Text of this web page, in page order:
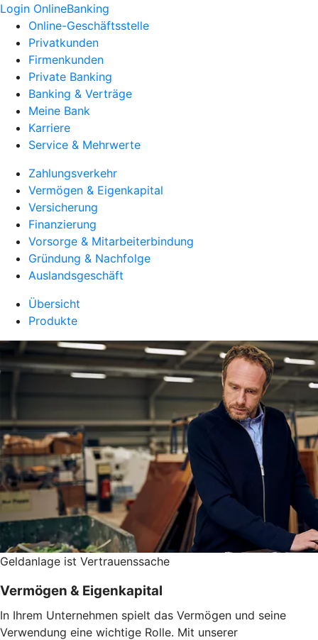
Login OnlineBanking
Online-Geschäftsstelle
Privatkunden
Firmenkunden
Private Banking
Banking & Verträge
Meine Bank
Karriere
Service & Mehrwerte
Zahlungsverkehr
Vermögen & Eigenkapital
Versicherung
Finanzierung
Vorsorge & Mitarbeiterbindung
Gründung & Nachfolge
Auslandsgeschäft
Übersicht
Produkte
Geldanlage ist Vertrauenssache
Vermögen & Eigenkapital
In Ihrem Unternehmen spielt das Vermögen und seine
Verwendung eine wichtige Rolle. Mit unserer